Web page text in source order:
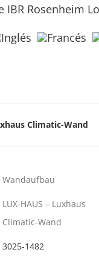
Climatic-Wand
Wandaufbau
LUX-HAUS – Luxhaus
Climatic-Wand
3025-1482